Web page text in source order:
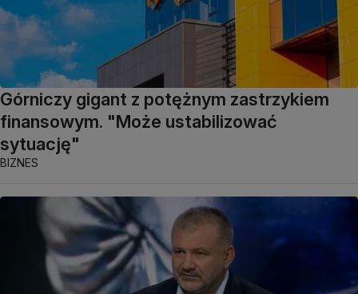
Górniczy gigant z potężnym zastrzykiem
finansowym. "Może ustabilizować
sytuację"
BIZNES